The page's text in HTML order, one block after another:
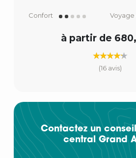
Confort Voyage
à partir de
(16 avis)
Contactez un
central Grand